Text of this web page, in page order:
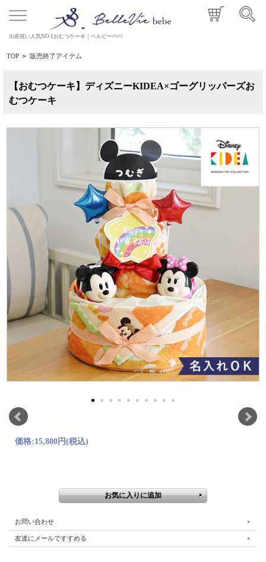
出産祝い人気NO.1おむつケーキ｜ベルビーベベ
TOP > 販売終了アイテム
【おむつケーキ】ディズニーKIDEA×ゴーグリッパーズお
むつケーキ
価格:15,800円(税込)
お問い合わせ
友達にメールですすめる